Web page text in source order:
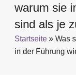
warum sie
sind als je
Startseite » Was
in der Führung